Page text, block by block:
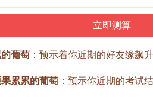
葡萄 ：预示着你近期的好友缘飙
累累的葡萄 ：预示你近期的考试